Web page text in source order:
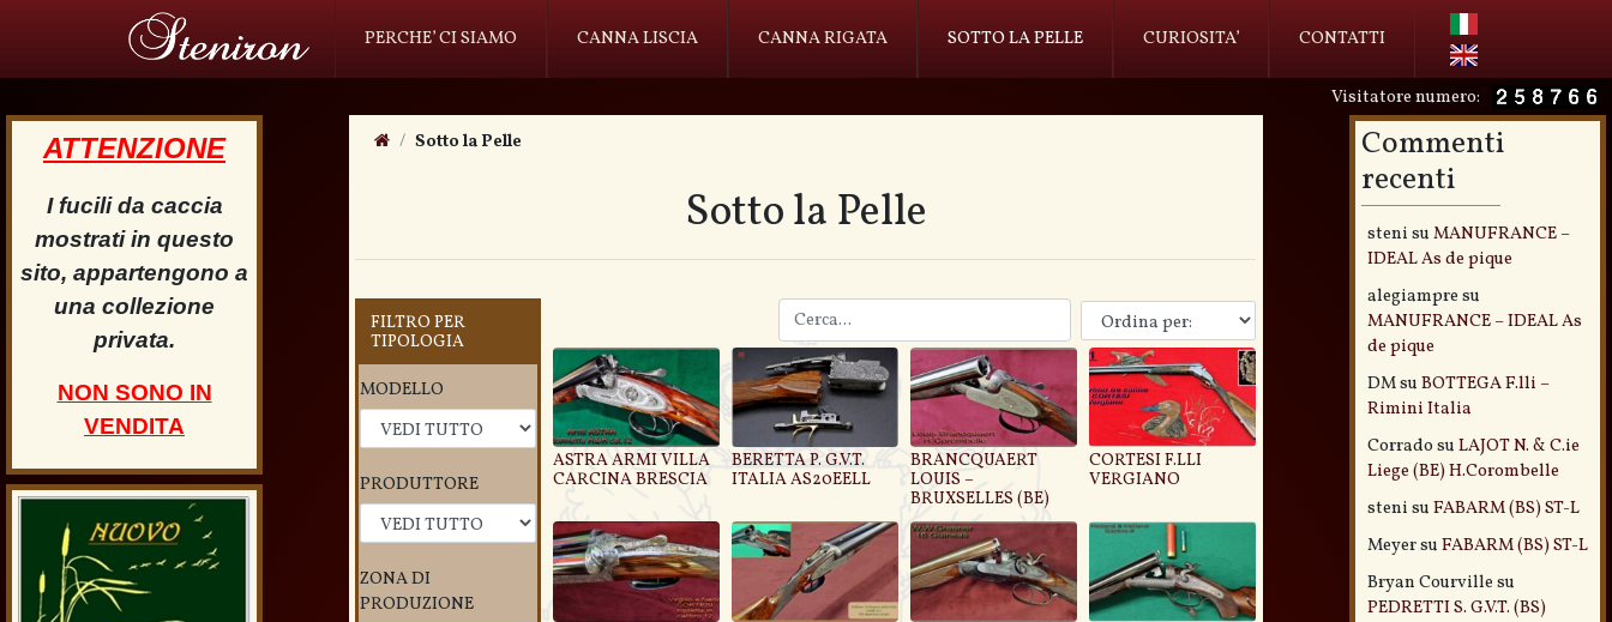
PERCHE’ CI SIAMO CANNA LISCIA CANNA RIGATA SOTTO LA PELLE CURIOSITA’ CONTATTI
Visitatore numero:
ATTENZIONE
I fucili da caccia
mostrati in questo
sito, appartengono a
una collezione
privata.
NON SONO IN
VENDITA
Sotto la Pelle
Sotto la Pelle
FILTRO PER
TIPOLOGIA
MODELLO
PRODUTTORE
ZONA DI
PRODUZIONE
ASTRA ARMI VILLA
CARCINA BRESCIA
BERETTA P. G.V.T.
ITALIA AS20EELL
BRANCQUAERT
LOUIS –
BRUXSELLES (BE)
CORTESI F.LLI
VERGIANO
Commenti
recenti
steni su MANUFRANCE –
IDEAL As de pique
alegiampre su
MANUFRANCE – IDEAL As
de pique
DMsu BOTTEGA F.lli –
Rimini Italia
Corrado su LAJOT N. & C.ie
Liege (BE) H.Corombelle
steni su FABARM (BS) ST-L
Meyersu FABARM (BS) ST-L
Bryan Courville su
PEDRETTI S. G.V.T. (BS)